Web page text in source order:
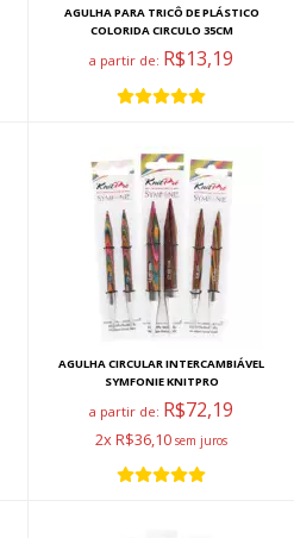
AGULHA PARA TRICÔ DE PLÁSTICO
COLORIDA CIRCULO 35CM
a partir de: R$13,19
AGULHA CIRCULAR INTERCAMBIÁVEL
SYMFONIE KNITPRO
a partir de: R$72,19
2x R$36,10